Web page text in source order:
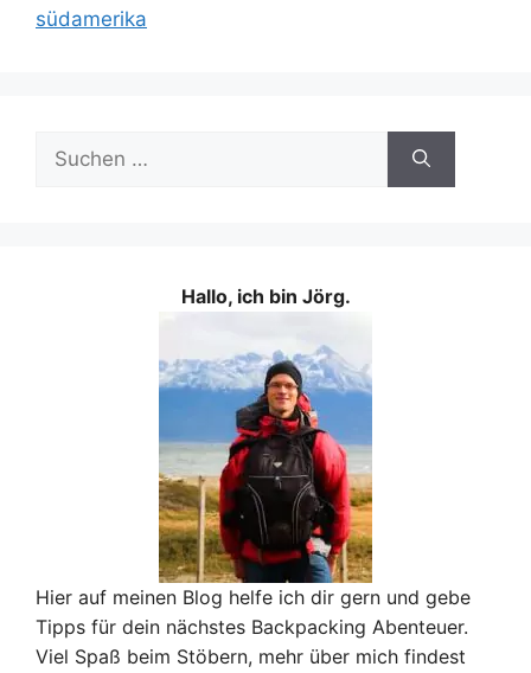
südamerika
Suchen
nach:
Hallo, ich bin Jörg.
Hier auf meinen Blog helfe ich dir gern und gebe
Tipps für dein nächstes Backpacking Abenteuer.
Viel Spaß beim Stöbern, mehr über mich findest